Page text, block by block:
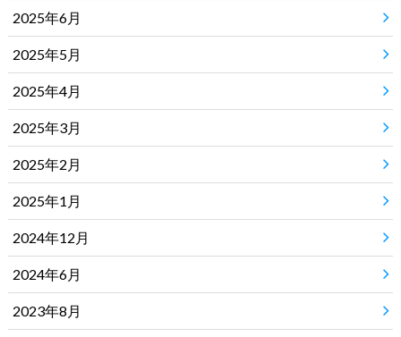
2025年6月
2025年5月
2025年4月
2025年3月
2025年2月
2025年1月
2024年12月
2024年6月
2023年8月